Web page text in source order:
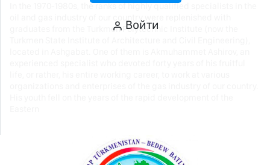
In the 1970-1980s, the ranks of highly qualified specialists in the
oil and gas industry of our country were replenished with
graduates from the Turkmen Polytechnic Institute (now the
Войти